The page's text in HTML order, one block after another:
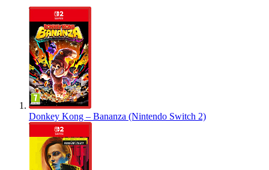
Donkey Kong – Bananza (Nintendo Switch 2)